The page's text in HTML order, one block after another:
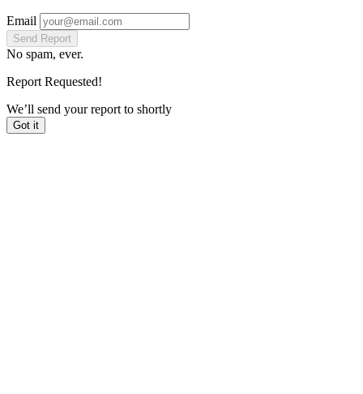
Email
Send Report
No spam, ever.
Report Requested!
We’ll send your report to shortly
Got it